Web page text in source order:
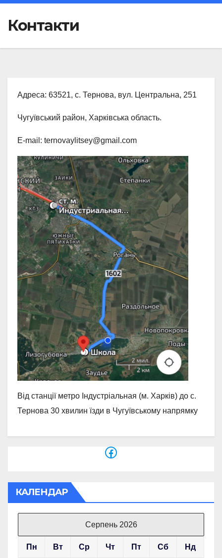
Контакти
Адреса: 63521, с. Тернова, вул. Центральна, 251
Чугуївський район, Харківська область.
E-mail: ternovaylitsey@gmail.com
Від станції метро Індустріальная (м. Харків) до с.
Тернова 30 хвилин їзди в Чугуївському напрямку
Facebook
КАЛЕНДАР
Серпень 2026
Пн Вт Ср Чт Пт Сб Нд